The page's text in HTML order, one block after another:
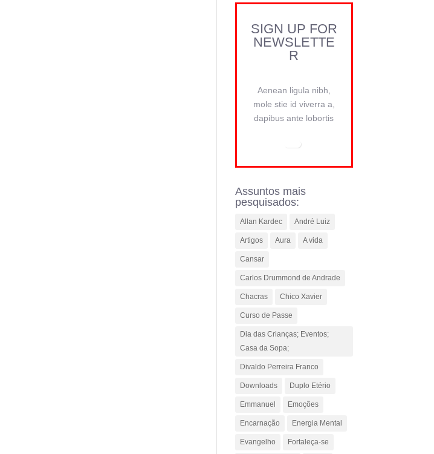
SIGN UP FOR
NEWSLETTE
R
Aenean ligula nibh,
mole stie id viverra a,
dapibus ante lobortis
Assuntos mais
pesquisados:
Allan Kardec André Luiz
Artigos Aura A vida
Cansar
Carlos Drummond de Andrade
Chacras Chico Xavier
Curso de Passe
Dia das Crianças; Eventos;
Casa da Sopa;
Divaldo Perreira Franco
Downloads Duplo Etério
Emmanuel Emoções
Encarnação Energia Mental
Evangelho Fortaleça-se